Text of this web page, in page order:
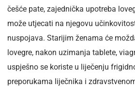
češće pate, zajednička upotreba
može utjecati na njegovu
nuspojava. Starijim ženama će
lovegre, nakon uzimanja tablete,
uspješno se koriste u liječenju
preporukama liječnika i